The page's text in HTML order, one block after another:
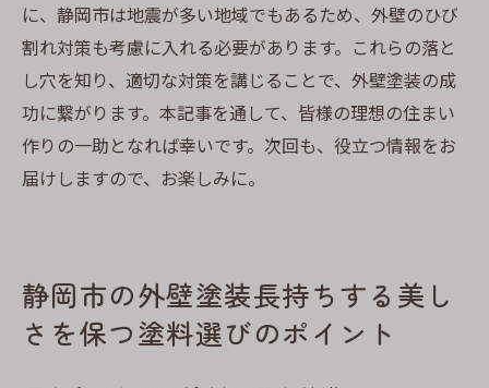
に、静岡市は地震が多い地域でもあるため、外壁のひび
割れ対策も考慮に入れる必要があります。これらの落と
し穴を知り、適切な対策を講じることで、外壁塗装の成
功に繋がります。本記事を通して、皆様の理想の住まい
作りの一助となれば幸いです。次回も、役立つ情報をお
届けしますので、お楽しみに。
静岡市の外壁塗装長持ちする美し
さを保つ塗料選びのポイント